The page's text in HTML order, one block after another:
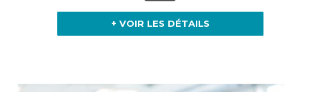
+ VOIR LES DÉTAILS